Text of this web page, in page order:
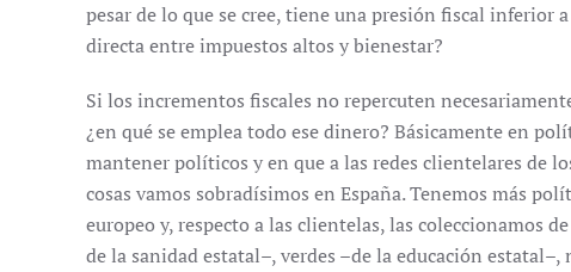
pesar de lo que se cree, tiene una presión fiscal inferior
directa entre impuestos altos y bienestar?
Si los incrementos fiscales no repercuten
¿en qué se emplea todo ese dinero? Básicamente en
mantener políticos y en que a las redes clientelares de
cosas vamos sobradísimos en España. Tenemos más
europeo y, respecto a las clientelas, las coleccionamos
de la sanidad estatal–, verdes –de la educación